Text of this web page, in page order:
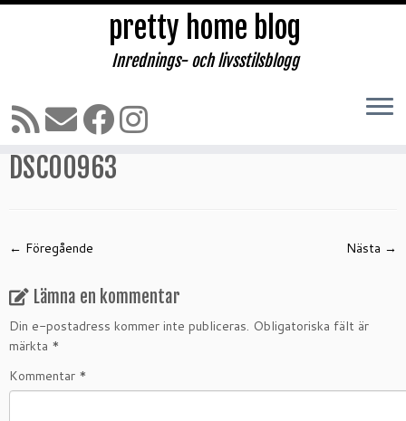
Hoppa
till
pretty home blog
Inrednings- och livsstilsblogg
Hem » Påskafton » DSC00963
DSC00963
← Föregående Nästa →
Lämna en kommentar
Din e-postadress kommer inte publiceras. Obligatoriska fält är
märkta *
Kommentar *